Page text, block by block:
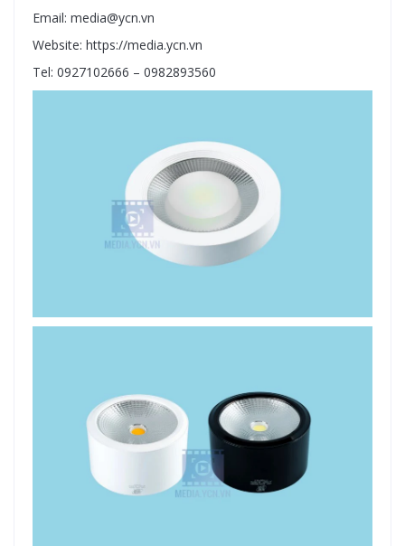
Email: media@ycn.vn
Website: https://media.ycn.vn
Tel: 0927102666 – 0982893560